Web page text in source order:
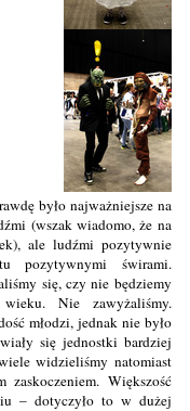
było najważniejsze na
(wszak wiadomo, że na
ale ludźmi pozytywnie
pozytywnymi świrami.
się, czy nie będziemy
Nie zawyżaliśmy.
młodzi, jednak nie było
się jednostki bardziej
widzieliśmy natomiast
Większość
– dotyczyło to w dużej